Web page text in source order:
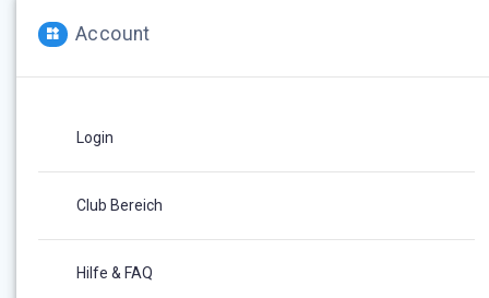
Account
Login
Club Bereich
Hilfe & FAQ